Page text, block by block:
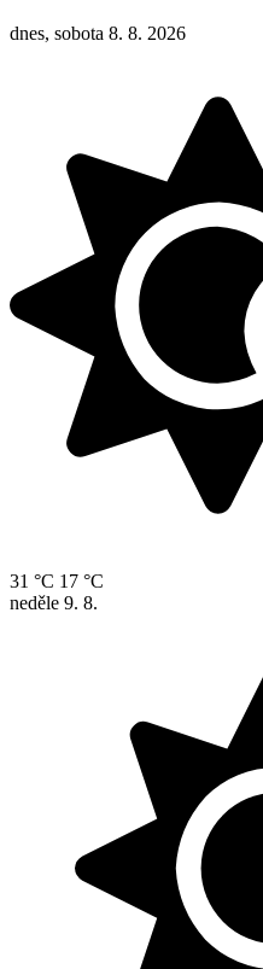
dnes, sobota 8. 8. 2026
31 °C 17 °C
neděle 9. 8.